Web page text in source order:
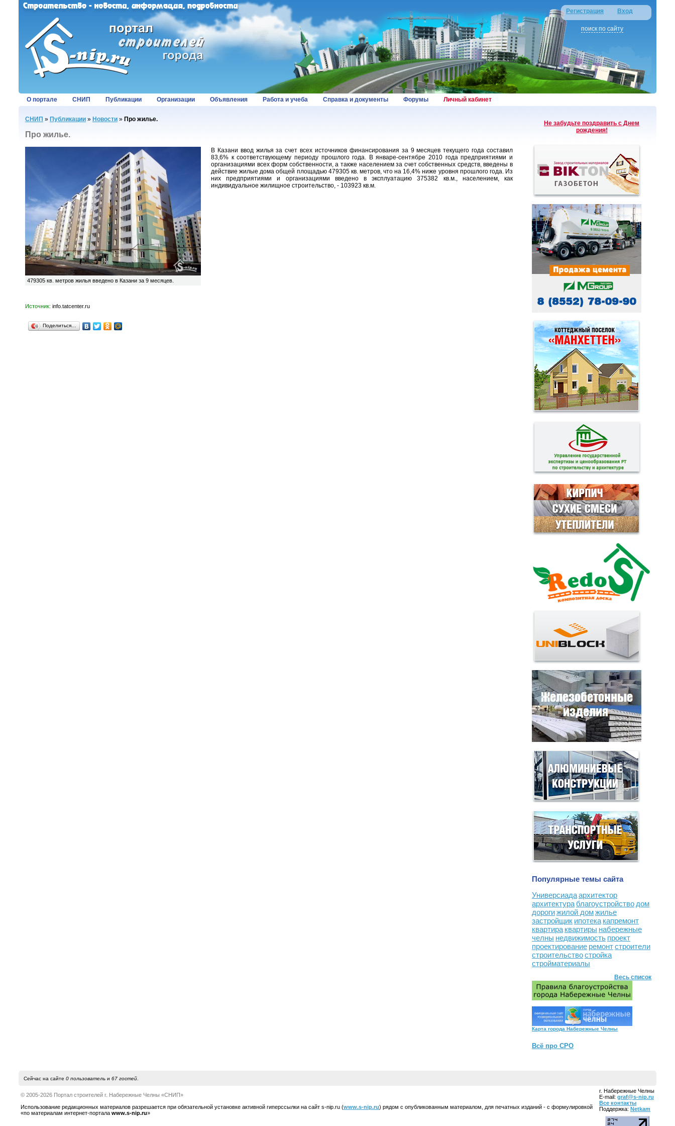
Регистрация Вход
поиск по сайту
О портале СНИП Публикации Организации Объявления Работа и учеба Справка и документы Форумы Личный кабинет
СНИП » Публикации » Новости » Про жилье.
Про жилье.
479305 кв. метров жилья введено в Казани за 9 месяцев.
В Казани ввод жилья за счет всех источников финансирования за 9 месяцев текущего года составил
83,6% к соответствующему периоду прошлого года. В январе-сентябре 2010 года предприятиями и
организациями всех форм собственности, а также населением за счет собственных средств, введены в
действие жилые дома общей площадью 479305 кв. метров, что на 16,4% ниже уровня прошлого года. Из
них предприятиями и организациями введено в эксплуатацию 375382 кв.м., населением, как
индивидуальное жилищное строительство, - 103923 кв.м.
Источник: info.tatcenter.ru
Поделиться…
Не забудьте поздравить с Днем
рождения!
Популярные темы сайта
Универсиадаархитектор
архитектура благоустройство дом
дорогижилой домжилье
застройщик ипотека капремонт
квартира квартиры набережные
челны недвижимость проект
проектирование ремонтстроители
строительствостройка
стройматериалы
Весь список
Карта города Набережные Челны
Всё про СРО
Сейчас на сайте 0 пользовательи 67 гостей.
© 2005-2026 Портал строителей г. Набережные Челны «СНИП»
Использование редакционных материалов разрешается при обязательной установке активной гиперссылки на сайт s-nip.ru (www.s-nip.ru) рядом с опубликованным материалом, для печатных изданий - с формулировкой
«по материалам интернет-портала www.s-nip.ru»
г. Набережные Челны
E-mail: graf@s-nip.ru
Все контакты
Поддержка: Netkam